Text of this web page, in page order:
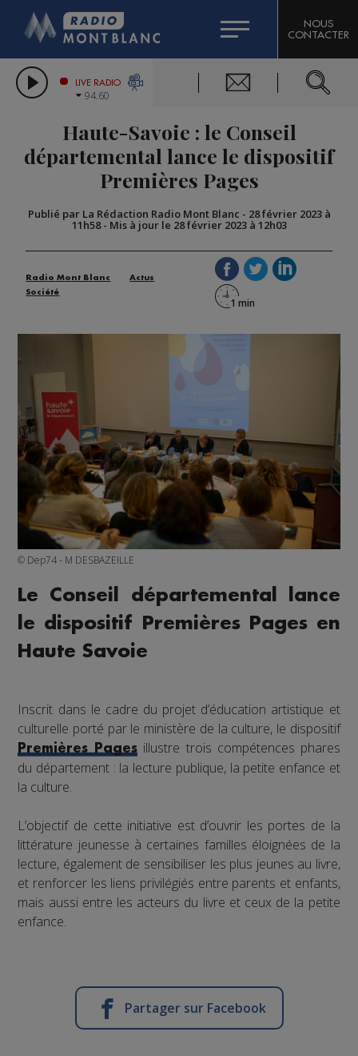
LES CHRONIQUES DE L'EXPERT
CITIZEN MACHINERY
GRAND MASSIF DOMAINES SKIABLES
BIGARD
COMPAGNIE DU MONT-BLANC
NOUS
CONTACTER
LIVE RADIO
94.60
Haute-Savoie : le Conseil
départemental lance le dispositif
Premières Pages
Publié par La Rédaction Radio Mont Blanc - 28 février 2023 à
11h58- Mis à jour le 28 février 2023 à 12h03
Radio Mont Blanc
Actus
Société
© Dep74 - M DESBAZEILLE
Le Conseil départemental lance
le dispositif Premières Pages en
Haute Savoie
Inscrit dans le cadre du projet d’éducation artistique et
culturelle porté par le ministère de la culture, le dispositif
Premières Pages illustre trois compétences phares
du département : la lecture publique, la petite enfance et
la culture.
L’objectif de cette initiative est d’ouvrir les portes de la
littérature jeunesse à certaines familles éloignées de la
lecture, également de sensibiliser les plus jeunes au livre,
et renforcer les liens privilégiés entre parents et enfants,
mais aussi entre les acteurs du livre et ceux de la petite
enfance.
Partager sur Facebook